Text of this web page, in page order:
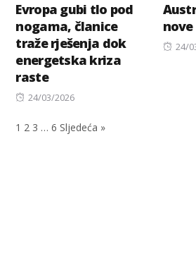
Evropa gubi tlo pod
nogama, članice
traže rješenja dok
energetska kriza
raste
Posted
24/03/2026
24/
1 2 3 … 6 Sljedeća »